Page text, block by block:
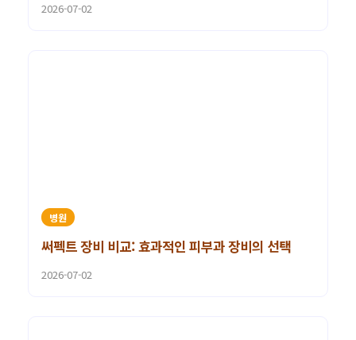
2026-07-02
병원
써펙트 장비 비교: 효과적인 피부과 장비의 선택
2026-07-02